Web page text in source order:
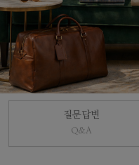
질문답변
Q&A